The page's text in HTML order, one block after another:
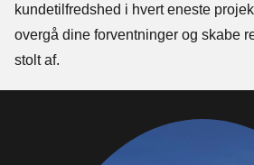
kundetilfredshed i hvert eneste
overgå dine forventninger og skabe
stolt af.